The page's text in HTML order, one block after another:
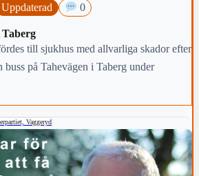
Uppdaterad 0
till sjukhus med allvarliga skador efter
på Tahevägen i Taberg under
Vaggeryd